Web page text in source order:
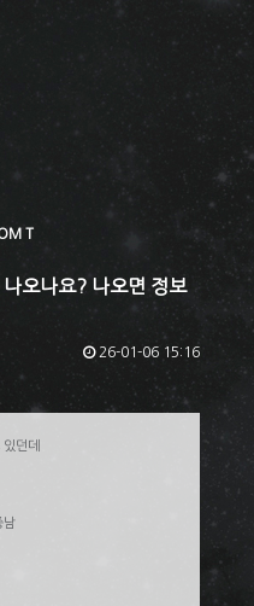
T
오나요? 나오면 정보
26-01-06 15:16
던데
남